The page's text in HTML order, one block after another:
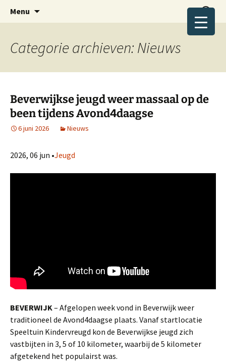
inhoud
Avond4daagse Beverwijk
Wandelplezier voor jong en oud.
Menu
Zoeken
naar:
Categorie archieven: Nieuws
Beverwijkse jeugd weer massaal op de
been tijdens Avond4daagse
6 juni 2026 Nieuws
2026, 06 jun •Jeugd
BEVERWIJK – Afgelopen week vond in Beverwijk weer
traditioneel de Avond4daagse plaats. Vanaf startlocatie
Speeltuin Kindervreugd kon de Beverwijkse jeugd zich
vastbijten in 3, 5 of 10 kilometer, waarbij de 5 kilometer
afgetekend het populairst was.